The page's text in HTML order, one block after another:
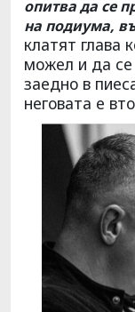
опитва да се
на подиума,
клатят глава
можел и да се
заедно в
неговата е